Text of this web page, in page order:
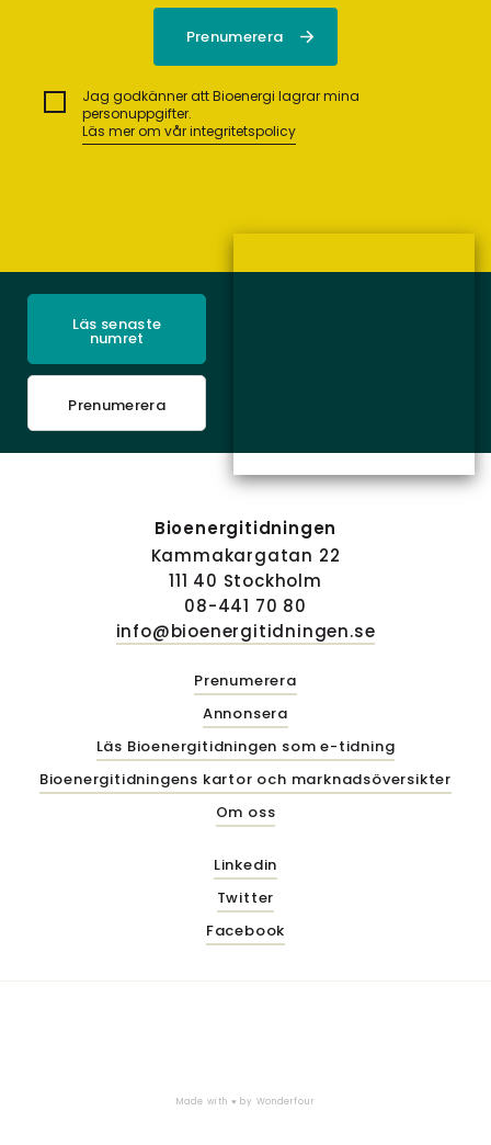
Jag godkänner att Bioenergi lagrar mina
personuppgifter.
Läs mer om vår integritetspolicy
Läs senaste
numret
Prenumerera
Bioenergitidningen
Kammakargatan 22
111 40 Stockholm
08-441 70 80
info@bioenergitidningen.se
Prenumerera
Annonsera
Läs Bioenergitidningen som e-tidning
Bioenergitidningens kartor och marknadsöversikter
Om oss
Linkedin
Twitter
Facebook
Made with ♥ by Wonderfour